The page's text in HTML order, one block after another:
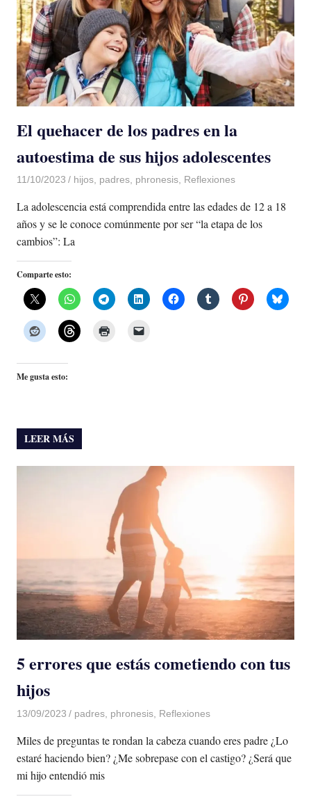
El quehacer de los padres en la
autoestima de sus hijos adolescentes
11/10/2023 De todo un Poco
hijos, padres, phronesis, Reflexiones
La adolescencia está comprendida entre las edades de 12 a 18
años y se le conoce comúnmente por ser “la etapa de los
cambios”: La
Comparte esto:
Me gusta esto:
LEER MÁS
5 errores que estás cometiendo con tus
hijos
13/09/2023 De todo un Poco
padres, phronesis, Reflexiones
Miles de preguntas te rondan la cabeza cuando eres padre ¿Lo
estaré haciendo bien? ¿Me sobrepase con el castigo? ¿Será que
mi hijo entendió mis